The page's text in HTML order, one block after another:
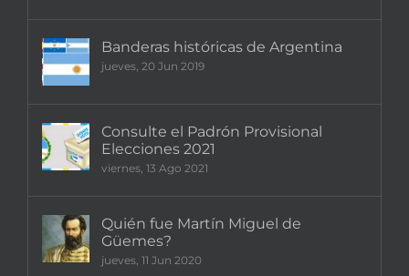
Banderas históricas de Argentina
jueves, 20 Jun 2019
Consulte el Padrón Provisional
Elecciones 2021
viernes, 13 Ago 2021
Quién fue Martín Miguel de
Güemes?
jueves, 11 Jun 2020